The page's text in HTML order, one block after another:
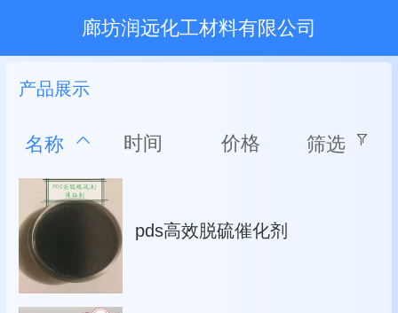
廊坊润远化工材料有限公司
产品展示
名称 时间 价格 筛选
pds高效脱硫催化剂